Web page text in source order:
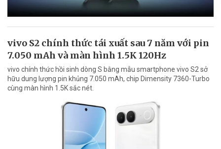
vivo S2 chính thức tái xuất sau 7 năm với pin
7.050 mAh và màn hình 1.5K 120Hz
vivo chính thức hồi sinh dòng S bằng mẫu smartphone vivo S2 sở
hữu dung lượng pin khủng 7.050 mAh, chip Dimensity 7360-Turbo
cùng màn hình 1.5K sắc nét.